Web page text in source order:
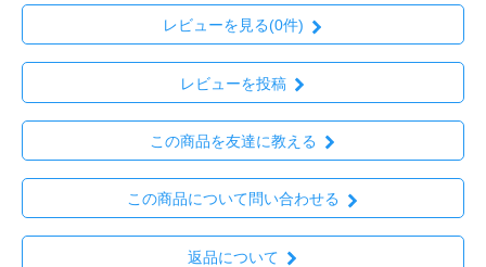
レビューを見る(0件)
レビューを投稿
この商品を友達に教える
この商品について問い合わせる
返品について